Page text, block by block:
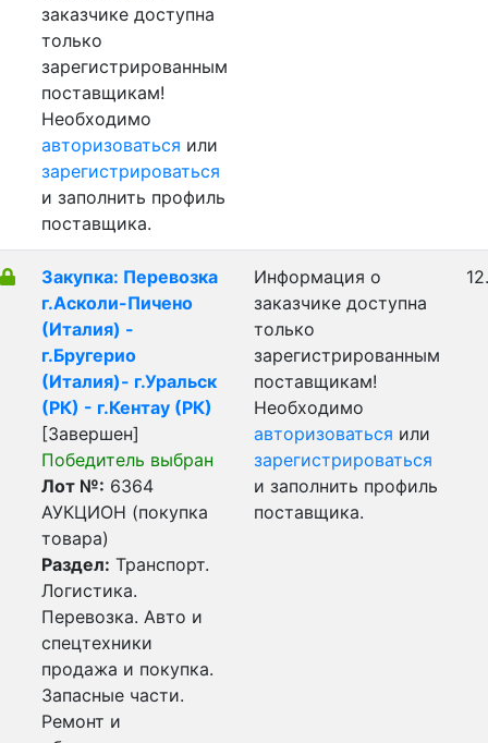
заказчике доступна
только
зарегистрированным
поставщикам!
Необходимо
авторизоваться или
зарегистрироваться
и заполнить профиль
поставщика.
Закупка: Перевозка
г.Асколи-Пичено
(Италия) -
г.Бругерио
(Италия)- г.Уральск
(РК) - г.Кентау (РК)
[Завершен]
Победитель выбран
Лот №: 6364
АУКЦИОН (покупка
товара)
Раздел: Транспорт.
Логистика.
Перевозка. Авто и
спецтехники
продажа и покупка.
Запасные части.
Ремонт и
Информация о
заказчике доступна
только
зарегистрированным
поставщикам!
Необходимо
авторизоваться или
зарегистрироваться
и заполнить профиль
поставщика.